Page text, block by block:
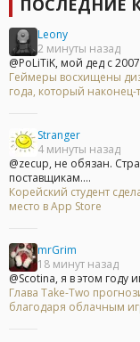
ПОСЛЕДНИЕ
Leony
2 минуты назад
@PoLiTiK, мой дед с
Геймеры восхищены
года, который наконец-
Stranger
4 минуты назад
@zecup, не обязан.
поставщикам....
Корейский студент
место в App Store
mrGrim
18 минут назад
@Scotina, я в этом году
Глава Take-Two
благодаря облачным